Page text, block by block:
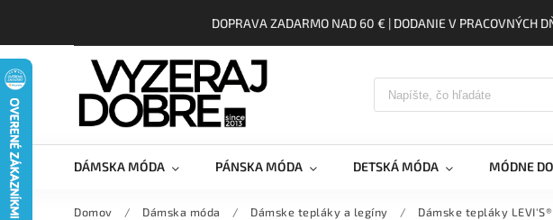
DOPRAVA ZADARMO NAD 60 € | DODANIE V PRACOVNÝCH
DÁMSKA MÓDA PÁNSKA MÓDA DETSKÁ MÓDA MÓDNE
Domov / Dámska móda / Dámske tepláky a legíny / Dámske tepláky